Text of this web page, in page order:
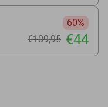
60%
€109,95 €44